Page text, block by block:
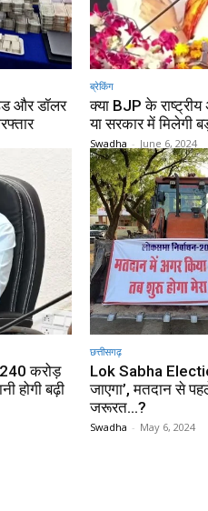
और डॉलर
ब्रेकिंग
क्या BJP के राष्ट्रीय
या सरकार में मिलेगी
Swadha - June 6, 2024
करोड़
होगी बढ़ी
छत्तीसगढ़
Lok Sabha
जाएगा’, मतदान से
जरूरत…?
Swadha - May 6, 2024